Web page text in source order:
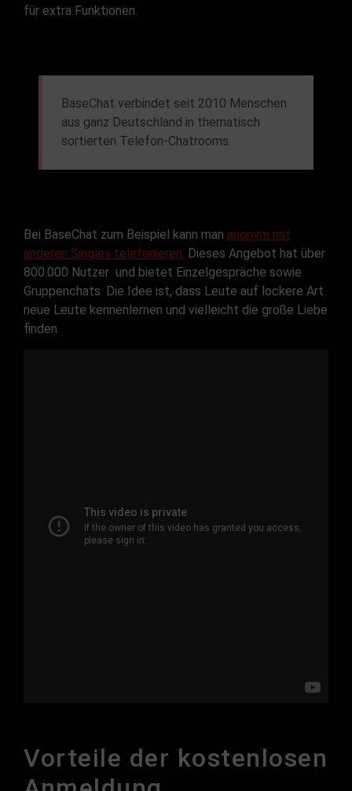
für extra Funktionen.
BaseChat verbindet seit 2010 Menschen
aus ganz Deutschland in thematisch
sortierten Telefon-Chatrooms.
Bei BaseChat zum Beispiel kann man anonym mit
anderen Singles telefonieren . Dieses Angebot hat über
800.000 Nutzer und bietet Einzelgespräche sowie
Gruppenchats. Die Idee ist, dass Leute auf lockere Art
neue Leute kennenlernen und vielleicht die große Liebe
finden.
Vorteile der kostenlosen